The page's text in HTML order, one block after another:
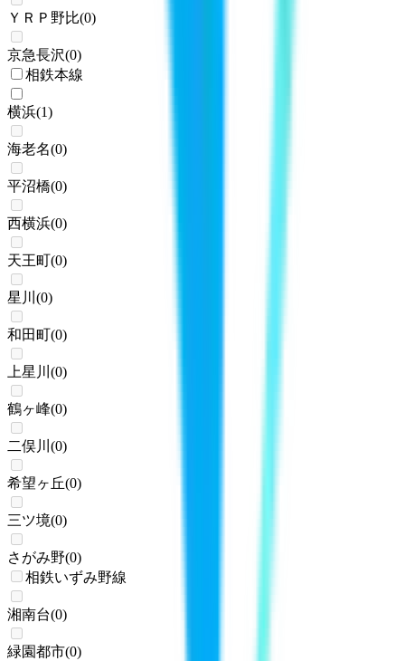
ＹＲＰ野比(0)
京急長沢(0)
相鉄本線
横浜(1)
海老名(0)
平沼橋(0)
西横浜(0)
天王町(0)
星川 (0)
和田町(0)
上星川 (0)
鶴ヶ峰(0)
二俣川 (0)
希望ヶ丘(0)
三ツ境(0)
さがみ野(0)
相鉄いずみ野線
湘南台(0)
緑園都市(0)